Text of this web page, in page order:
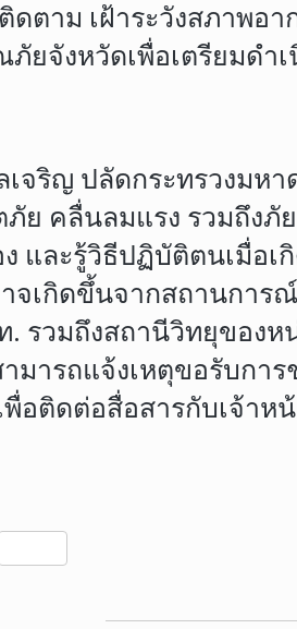
ติดตาม เฝ้าระวังสภาพ
ภัยจังหวัดเพื่อเตรียมด
จริญ ปลัดกระทรวงมห
ย คลื่นลมแรง รวมถึงภั
ง และรู้วิธีปฏิบัติตนเมื่อ
จเกิดขึ้นจากสถานการ
รวมถึงสถานีวิทยุของ
มารถแจ้งเหตุขอรับการ
พื่อติดต่อสื่อสารกับเจ้า